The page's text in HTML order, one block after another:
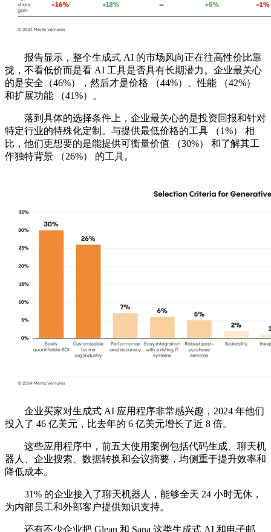
报告显示，整个生成式 AI 的市场风向正在往高性价比靠
拢，不看低价而是看 AI 工具是否具有长期潜力。企业最关心
的是安全（46%），然后才是价格 （44%）、性能 （42%）
和扩展功能 （41%）。
落到具体的选择条件上，企业最关心的是投资回报和针对
特定行业的特殊化定制。与提供最低价格的工具 （1%） 相
比，他们更想要的是能提供可衡量价值 （30%） 和了解其工
作独特背景 （26%） 的工具。
企业买家对生成式 AI 应用程序非常感兴趣，2024 年他们
投入了 46 亿美元，比去年的 6 亿美元增长了近 8 倍。
这些应用程序中，前五大使用案例包括代码生成、聊天机
器人、企业搜索、数据转换和会议摘要，均侧重于提升效率和
降低成本。
31% 的企业接入了聊天机器人，能够全天 24 小时无休，
为内部员工和外部客户提供知识支持。
还有不少企业把 Glean 和 Sana 这类生成式 AI 和电子邮